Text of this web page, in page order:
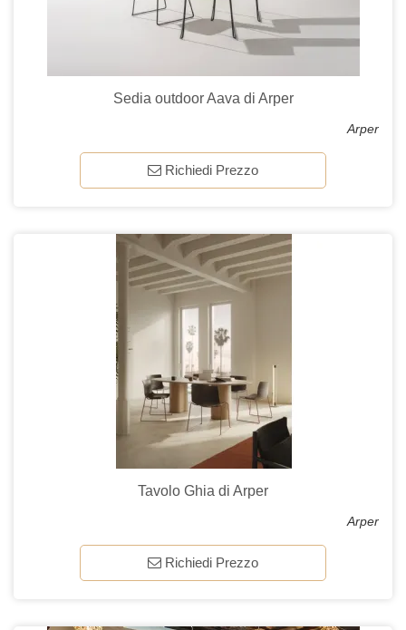
Sedia outdoor Aava di Arper
Arper
Richiedi Prezzo
Tavolo Ghia di Arper
Arper
Richiedi Prezzo